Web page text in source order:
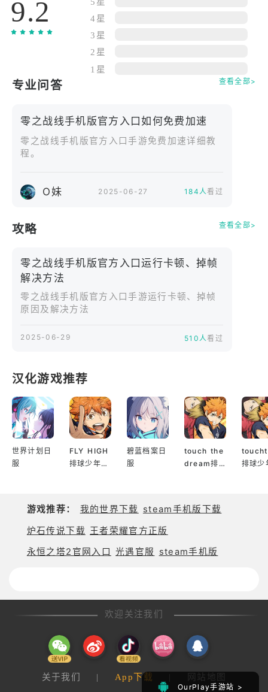
OurPlay手游站 >
游戏功能​
末世史诗​
机械兽军团掀起灭世战争，它们暴戾嗜杀，所到之处
一片焦土。在这濒临毁灭的世界，没有据点能独善其
身！集结战姬，成为末日指挥官，践行预言，将机械
谋与背叛，成为拯救人类的希望。​
探索废土传奇世界，在残破却神秘的未来都市邂逅各
怀绝技的战姬，对抗机械威胁，见证科技与异能的碰
从肃清钢铁森林的机械潮到突袭生化实验室的变异
策略战争​
专为手机设计的策略系统，让玩家畅享沉浸式策略战
作战，打造专属策略风格。​
在战场布置防御工事与陷阱，利用地形优势，面对海
量设计精良的史诗级敌人，高清画质与流畅动作让每
场战斗身临其境。​
收集炫酷的未来武器与动力装甲，为战姬装备并投入
升级战姬装备与能力，自定义战力配置与战术风格。​
对敌人释放科技脉冲与异能魔法，施展毁灭性攻击。​
玩家对抗​
建立属于自己的末世基地，打造坚不可摧的防御工
事。​
对其他玩家基地发动策略进攻，突破防御，掠夺生存
资源。​
专为喜爱策略、末世、科幻、机甲、战姬养成、基地
9.2
4星
3星
2星
1星
专业问答 查看全部>
零之战线手机版官方入口如何免费加速
零之战线手机版官方入口手游免费加速详细教
程。
O妹 2025-06-27 184人看过
攻略 查看全部>
零之战线手机版官方入口运行卡顿、掉帧
解决方法
零之战线手机版官方入口手游运行卡顿、掉帧
原因及解决方法
2025-06-29 510人看过
汉化游戏推荐
世界计划日
服
FLY HIGH
排球少年日
碧蓝档案日
服
touch the
dream排
排球少
OurPlay手游站 >
游戏推荐： 我的世界下载 steam手机版下载
炉石传说下载 王者荣耀官方正版
永恒之塔2官网入口
光遇官服 steam手机版
欢迎关注我们
关于我们 | App下载 网站地图